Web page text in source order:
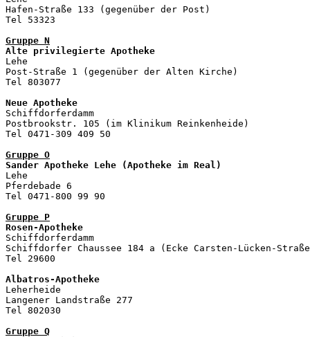
Hafen-Straße 133 (gegenüber der Post)
Tel 53323
Gruppe N
Alte privilegierte Apotheke
Lehe
Post-Straße 1 (gegenüber der Alten Kirche)
Tel 803077
Neue Apotheke
Schiffdorferdamm
Postbrookstr. 105 (im Klinikum Reinkenheide)
Tel 0471-309 409 50
Gruppe O
Sander Apotheke Lehe (Apotheke im Real)
Lehe
Pferdebade 6
Tel 0471-800 99 90
Gruppe P
Rosen-Apotheke
Schiffdorferdamm
Schiffdorfer Chaussee 184 a (Ecke Carsten-Lücken-
Tel 29600
Albatros-Apotheke
Leherheide
Langener Landstraße 277
Tel 802030
Gruppe Q